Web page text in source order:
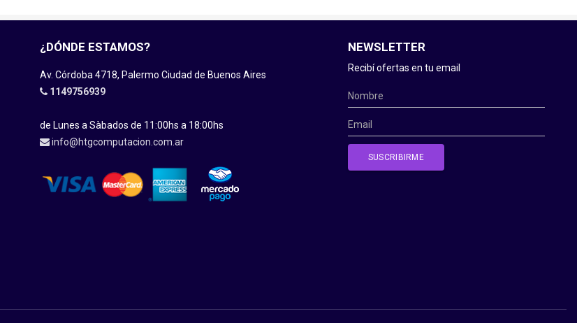
¿DÓNDE ESTAMOS?
Av. Córdoba 4718, Palermo Ciudad de Buenos Aires
1149756939
de Lunes a Sàbados de 11:00hs a 18:00hs
info@htgcomputacion.com.ar
NEWSLETTER
Recibí ofertas en tu email